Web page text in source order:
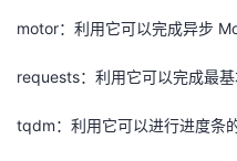
motor：利用它可以完成异步
requests：利用它可以完成最基
tqdm：利用它可以进行进度条的